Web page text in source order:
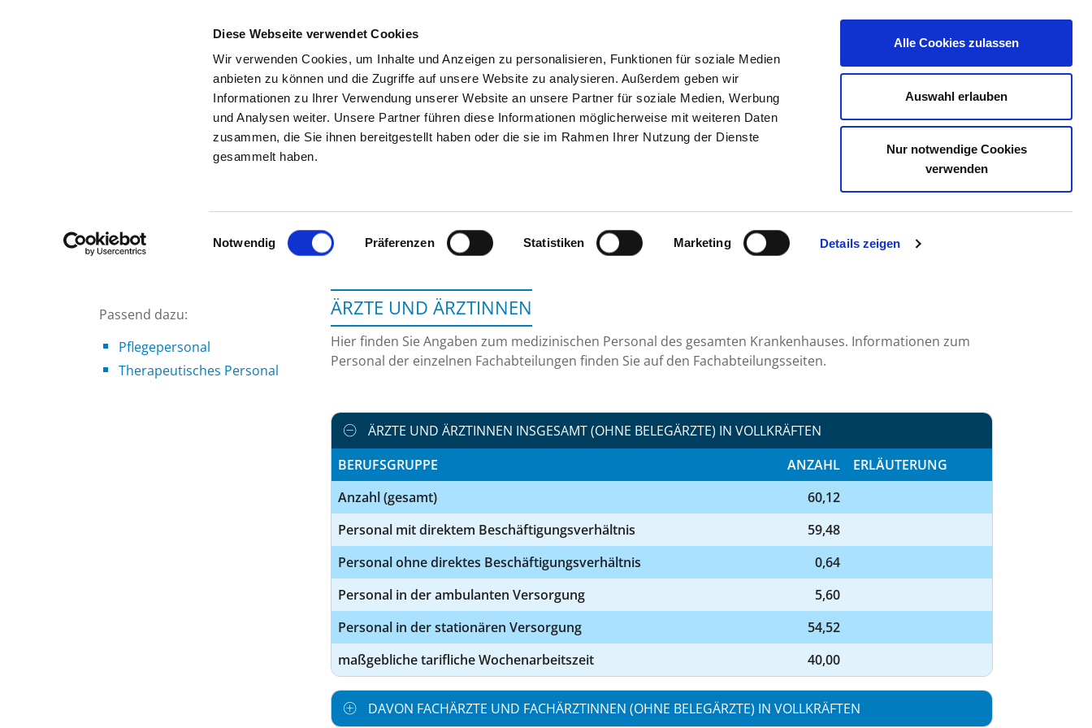
Diese Webseite verwendet Cookies
Wir verwenden Cookies, um Inhalte und Anzeigen zu personalisieren, Funktionen für soziale Medien
anbieten zu können und die Zugriffe auf unsere Website zu analysieren. Außerdem geben wir
Informationen zu Ihrer Verwendung unserer Website an unsere Partner für soziale Medien, Werbung
und Analysen weiter. Unsere Partner führen diese Informationen möglicherweise mit weiteren Daten
zusammen, die Sie ihnen bereitgestellt haben oder die sie im Rahmen Ihrer Nutzung der Dienste
gesammelt haben.
Einwilligungsauswahl
Notwendig Präferenzen Statistiken Marketing Details zeigen
Alle Cookies zulassen
Auswahl erlauben
Nur notwendige Cookies
verwenden
SUCHEN TIPPS & HILFE DAS DKV STELLENBÖRSE KONTAKT IHRE MEINUNG
Zur Krankenhaus-Startseite
Passend dazu:
Pflegepersonal
Therapeutisches Personal
ÄRZTE UND ÄRZTINNEN
Hier finden Sie Angaben zum medizinischen Personal des gesamten Krankenhauses. Informationen zum
Personal der einzelnen Fachabteilungen finden Sie auf den Fachabteilungsseiten.
ÄRZTE UND ÄRZTINNEN INSGESAMT (OHNE BELEGÄRZTE) IN VOLLKRÄFTEN
BERUFSGRUPPE
ANZAHL
ERLÄUTERUNG
Anzahl (gesamt)
60,12
Personal mit direktem Beschäftigungsverhältnis
59,48
Personal ohne direktes Beschäftigungsverhältnis
0,64
Personal in der ambulanten Versorgung
5,60
Personal in der stationären Versorgung
54,52
maßgebliche tarifliche Wochenarbeitszeit
40,00
DAVON FACHÄRZTE UND FACHÄRZTINNEN (OHNE BELEGÄRZTE) IN VOLLKRÄFTEN